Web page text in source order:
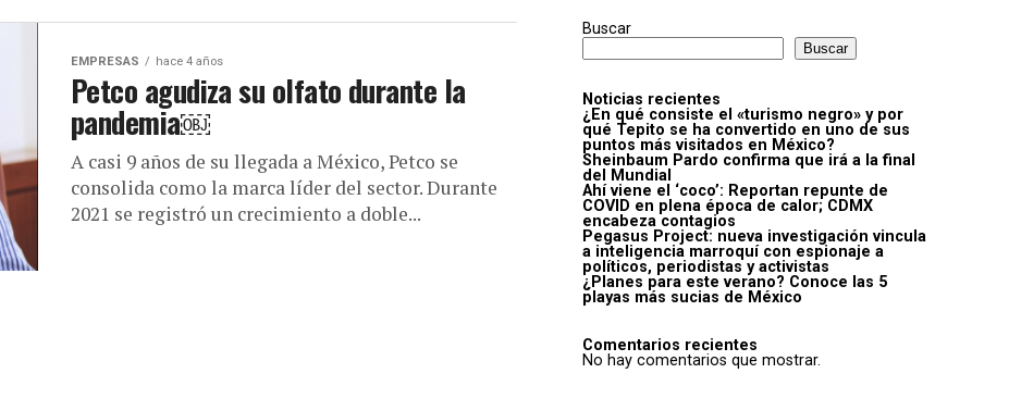
EMPRESAS hace 4 años
Petco agudiza su olfato durante la
pandemia￼
A casi 9 años de su llegada a México, Petco se
consolida como la marca líder del sector. Durante
2021 se registró un crecimiento a doble...
Buscar
Buscar
Noticias recientes
¿En qué consiste el «turismo negro» y por
qué Tepito se ha convertido en uno de sus
puntos más visitados en México?
Sheinbaum Pardo confirma que irá a la final
del Mundial
Ahí viene el ‘coco’: Reportan repunte de
COVID en plena época de calor; CDMX
encabeza contagios
Pegasus Project: nueva investigación vincula
a inteligencia marroquí con espionaje a
políticos, periodistas y activistas
¿Planes para este verano? Conoce las 5
playas más sucias de México
Comentarios recientes
No hay comentarios que mostrar.